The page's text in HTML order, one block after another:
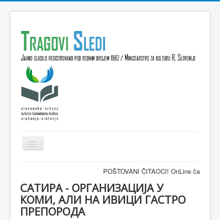
Isključi
navigaciju
VESTI
KULTURA
INTERVJU
POŠTOVANI ČITAOCI! OnLine časopis
САТИРА - ОРГАНИЗАЦИЈА У
КОМИ, АЛИ НА ИВИЦИ ГАСТРО
ПРЕПОРОДА